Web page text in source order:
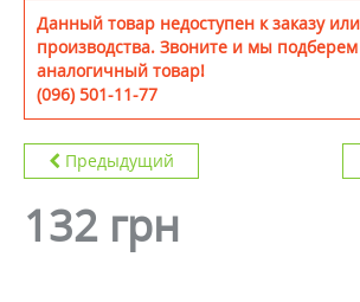
Данный товар недоступен к заказу
производства. Звоните и мы
аналогичный товар!
(096) 501-11-77
Предыдущий
132 грн